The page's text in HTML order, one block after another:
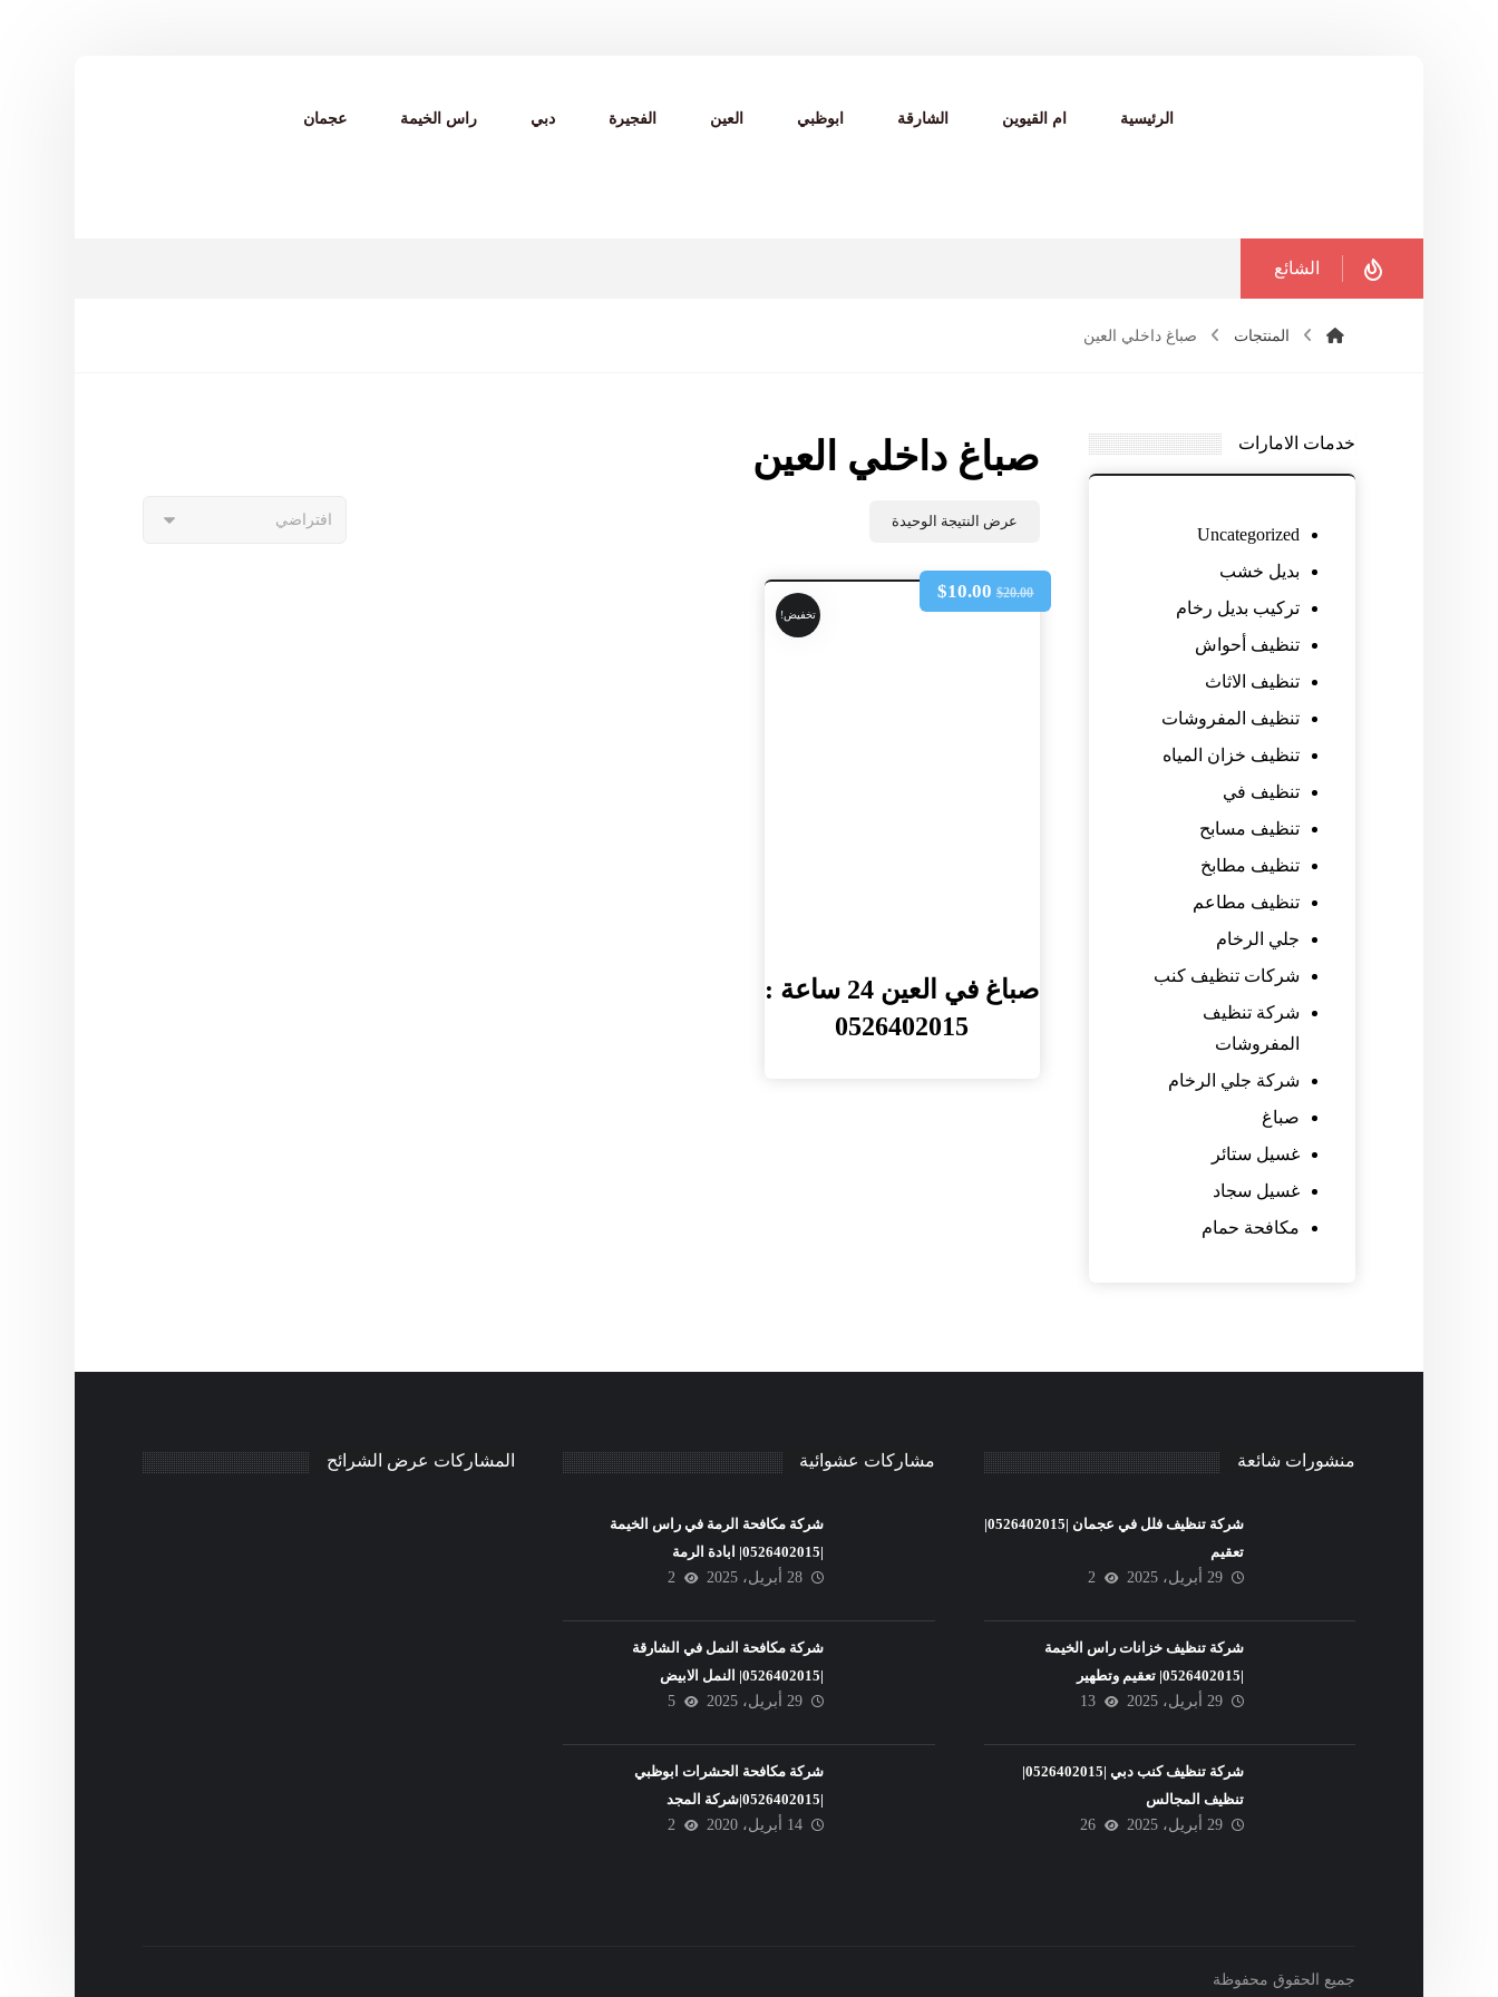
الرئيسية ام القيوين الشارقة ابوظبي العين الفجيرة دبي راس الخيمة عجمان
الشائع
المنتجات صباغ داخلي العين
صباغ داخلي العين
عرض النتيجة الوحيدة
تخفيض!
صباغ في العين 24 ساعة :
0526402015
$20.00
$10.00
خدمات الامارات
Uncategorized
بديل خشب
تركيب بديل رخام
تنظيف أحواش
تنظيف الاثاث
تنظيف المفروشات
تنظيف خزان المياه
تنظيف في
تنظيف مسابح
تنظيف مطابخ
تنظيف مطاعم
جلي الرخام
شركات تنظيف كنب
شركة تنظيف
المفروشات
شركة جلي الرخام
صباغ
غسيل ستائر
غسيل سجاد
مكافحة حمام
منشورات شائعة
شركة تنظيف فلل في عجمان |0526402015|
تعقيم
29 أبريل، 2025
2
شركة تنظيف خزانات راس الخيمة
|0526402015| تعقيم وتطهير
29 أبريل، 2025
13
شركة تنظيف كنب دبي |0526402015|
تنظيف المجالس
29 أبريل، 2025
26
مشاركات عشوائية
شركة مكافحة الرمة في راس الخيمة
|0526402015| ابادة الرمة
28 أبريل، 2025
2
شركة مكافحة النمل في الشارقة
|0526402015| النمل الابيض
29 أبريل، 2025
5
شركة مكافحة الحشرات ابوظبي
|0526402015|شركة المجد
14 أبريل، 2020
2
المشاركات عرض الشرائح
جميع الحقوق محفوظة